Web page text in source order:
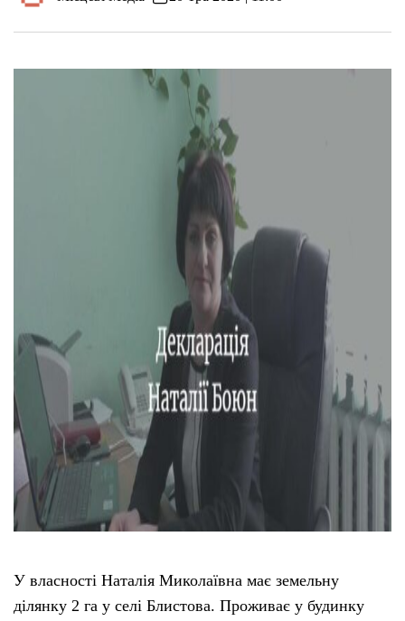
У власності Наталія Миколаївна має земельну
ділянку 2 га у селі Блистова. Проживає у будинку